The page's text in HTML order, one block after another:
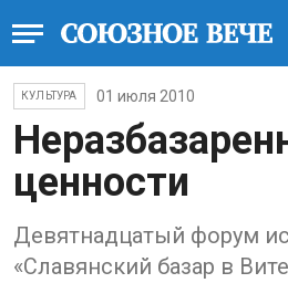
КУЛЬТУРА 01 июля 2010
ценности
Девятнадцатый форум
«Славянский базар в